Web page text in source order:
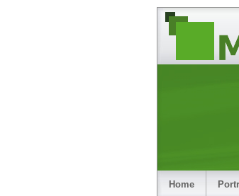
Home